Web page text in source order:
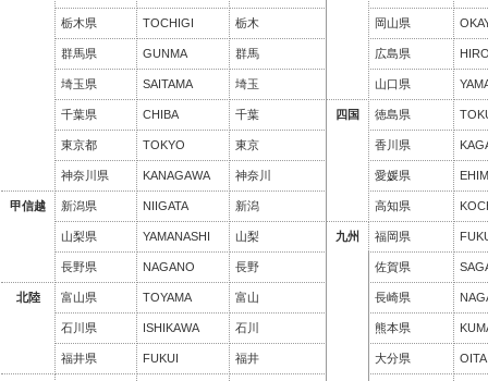
栃木県 TOCHIGI 栃木
群馬県 GUNMA 群馬
埼玉県 SAITAMA 埼玉
千葉県 CHIBA 千葉
東京都 TOKYO 東京
神奈川県 KANAGAWA 神奈川
甲信越 新潟県 NIIGATA 新潟
山梨県 YAMANASHI 山梨
長野県 NAGANO 長野
北陸 富山県 TOYAMA 富山
石川県 ISHIKAWA 石川
福井県 FUKUI 福井
岡山県
広島県
山口県
四国 徳島県
香川県
愛媛県
高知県
九州 福岡県
佐賀県
長崎県
熊本県
大分県 OITA